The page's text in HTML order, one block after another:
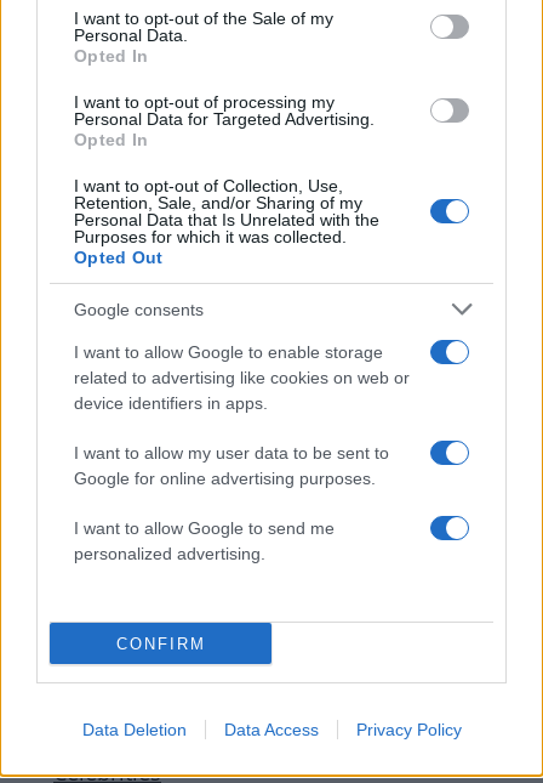
consent section.
I want to opt-out of the Sale of my
Personal Data.
Opted In
I want to opt-out of processing my
Personal Data for Targeted Advertising.
Opted In
I want to opt-out of Collection, Use,
Retention, Sale, and/or Sharing of my
Personal Data that Is Unrelated with the
Purposes for which it was collected.
Opted Out
Google consents
I want to allow Google to enable storage
related to advertising like cookies on web or
device identifiers in apps.
I want to allow my user data to be sent to
Google for online advertising purposes.
I want to allow Google to send me
personalized advertising.
CONFIRM
Data Deletion Data Access Privacy Policy
facebook
twitter Instagram TikTok
Ακολουθήστε τοtlife.gr στο Google
Newsκαι μάθετε πρώτοι όλα τα νέα.
ΔΙΑΦΗΜΙΣΗ
Celebrities